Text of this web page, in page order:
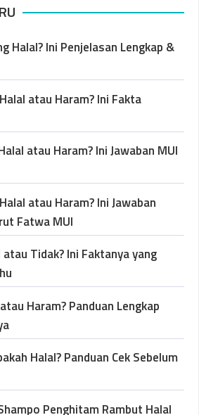
Halal? Ini Penjelasan Lengkap &
atau Haram? Ini Fakta
atau Haram? Ini Jawaban MUI
atau Haram? Ini Jawaban
Fatwa MUI
Tidak? Ini Faktanya yang
Haram? Panduan Lengkap
Halal? Panduan Cek Sebelum
Penghitam Rambut Halal